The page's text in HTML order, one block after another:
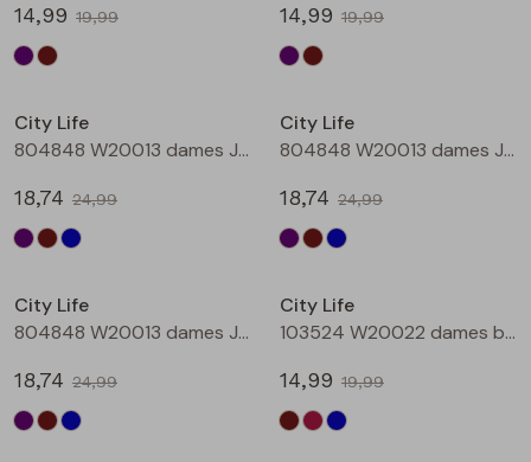
14,99 19,99
14,99 19,99
City Life
804848 W20013 dames Jurk Aubergine
18,74 24,99
City Life
804848 W20013 dames Jurk Bruin
18,74 24,99
City Life
804848 W20013 dames Jurk Petrol
18,74 24,99
City Life
103524 W20022 dames bloese km Bruin donker
14,99 19,99